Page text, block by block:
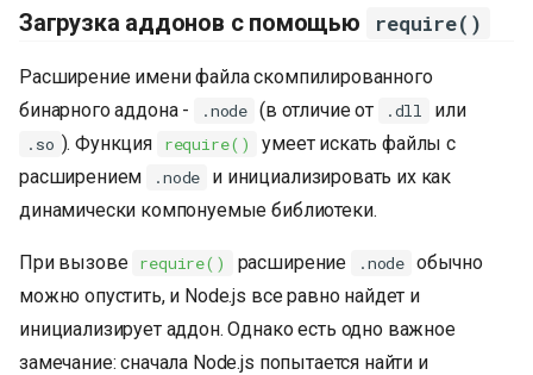
Загрузка аддонов с помощью require()
Расширение имени файла скомпилированного
бинарного аддона -
.node (в отличие от .dll или
.so ). Функция require()
умеет искать файлы с
расширением
.node
и инициализировать их как
динамически компонуемые библиотеки.
При вызове require() расширение .node обычно
можно опустить, и Node.js все равно найдет и
инициализирует аддон. Однако есть одно важное
замечание: сначала Node.js попытается найти и